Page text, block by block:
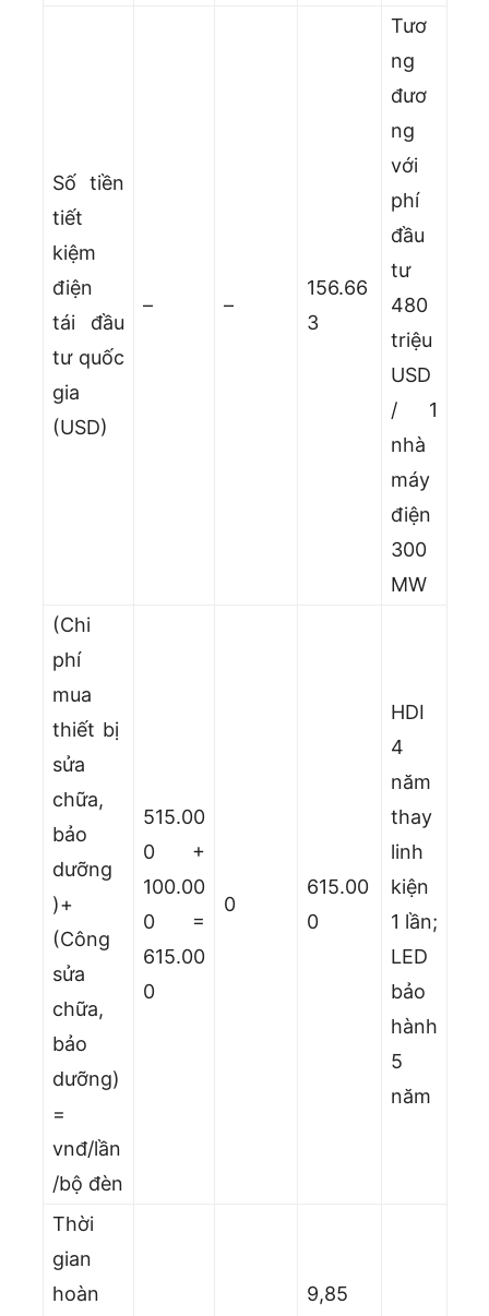
Số tiền
tiết
kiệm
điện
tái đầu
tư quốc
gia
(USD)
– –
156.66
3
Tươ
ng
đươ
ng
với
phí
đầu
tư
480
triệu
USD
/ 1
nhà
máy
điện
300
MW
(Chi
phí
mua
thiết bị
sửa
chữa,
bảo
dưỡng
)+
(Công
sửa
chữa,
bảo
dưỡng)
=
vnđ/lần
/bộ đèn
515.00
0 +
100.00
0 =
615.00
0
0
615.00
0
HDI
4
năm
thay
linh
kiện
1 lần;
LED
bảo
hành
5
năm
Thời
gian
hoàn
9,85